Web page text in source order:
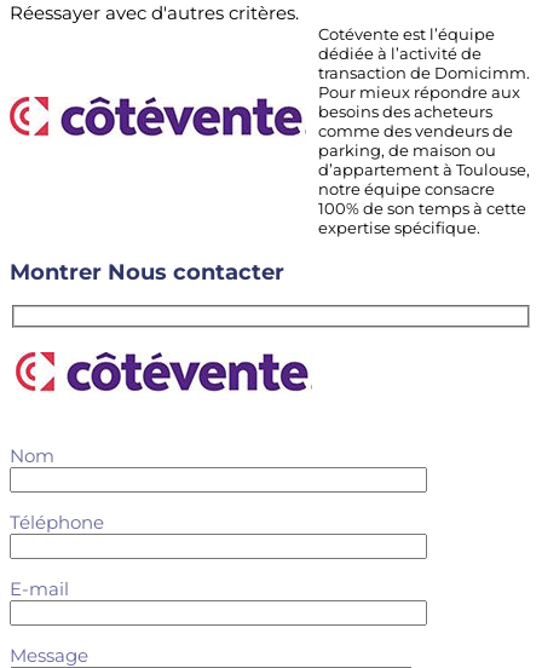
Réessayer avec d'autres critères.
Cotévente est l’équipe
dédiée à l’activité de
transaction de Domicimm.
Pour mieux répondre aux
besoins des acheteurs
comme des vendeurs de
parking, de maison ou
d’appartement à Toulouse,
notre équipe consacre
100% de son temps à cette
expertise spécifique.
Montrer Nous contacter
Nom
Téléphone
E-mail
Message